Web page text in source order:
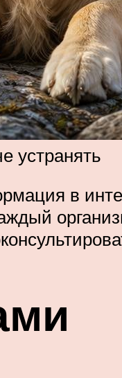
устранять
в